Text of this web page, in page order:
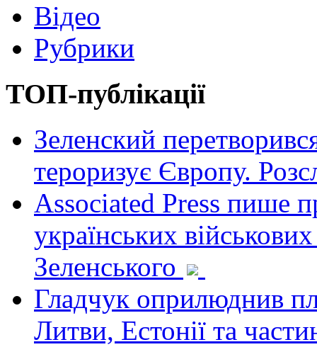
Відео
Рубрики
ТОП-публікації
Зеленский
тероризує Європу.
Associated Press пише
українських
Зеленського
Гладчук оприлюднив
Литви, Естонії та